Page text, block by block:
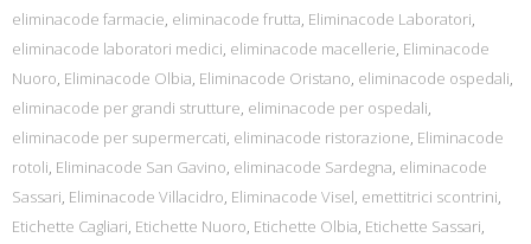
eliminacode farmacie, eliminacode frutta, Eliminacode Laboratori,
eliminacode laboratori medici, eliminacode macellerie, Eliminacode
Nuoro, Eliminacode Olbia, Eliminacode Oristano, eliminacode ospedali,
eliminacode per grandi strutture, eliminacode per ospedali,
eliminacode per supermercati, eliminacode ristorazione, Eliminacode
rotoli, Eliminacode San Gavino, eliminacode Sardegna, eliminacode
Sassari, Eliminacode Villacidro, Eliminacode Visel, emettitrici scontrini,
Etichette Cagliari, Etichette Nuoro, Etichette Olbia, Etichette Sassari,